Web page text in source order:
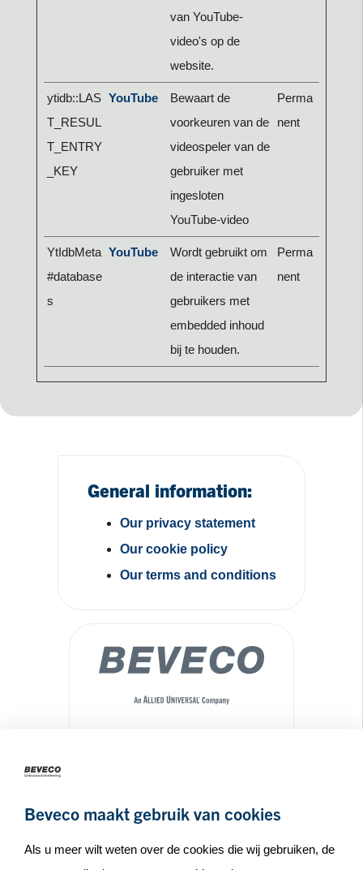
Beveco maakt gebruik van cookies
Als u meer wilt weten over de cookies die wij gebruiken, de
van YouTube-
video's op de
website.
ytidb::LAS
T_RESUL
T_ENTRY
_KEY
YouTube
Bewaart de
voorkeuren van de
videospeler van de
gebruiker met
ingesloten
YouTube-video
Perma
nent
YtIdbMeta
#database
s
YouTube
Wordt gebruikt om
de interactie van
gebruikers met
embedded inhoud
bij te houden.
Perma
nent
+31(0)186 65 90 30
info_at_beveco.nl
General information:
Our privacy statement
Our cookie policy
Our terms and conditions